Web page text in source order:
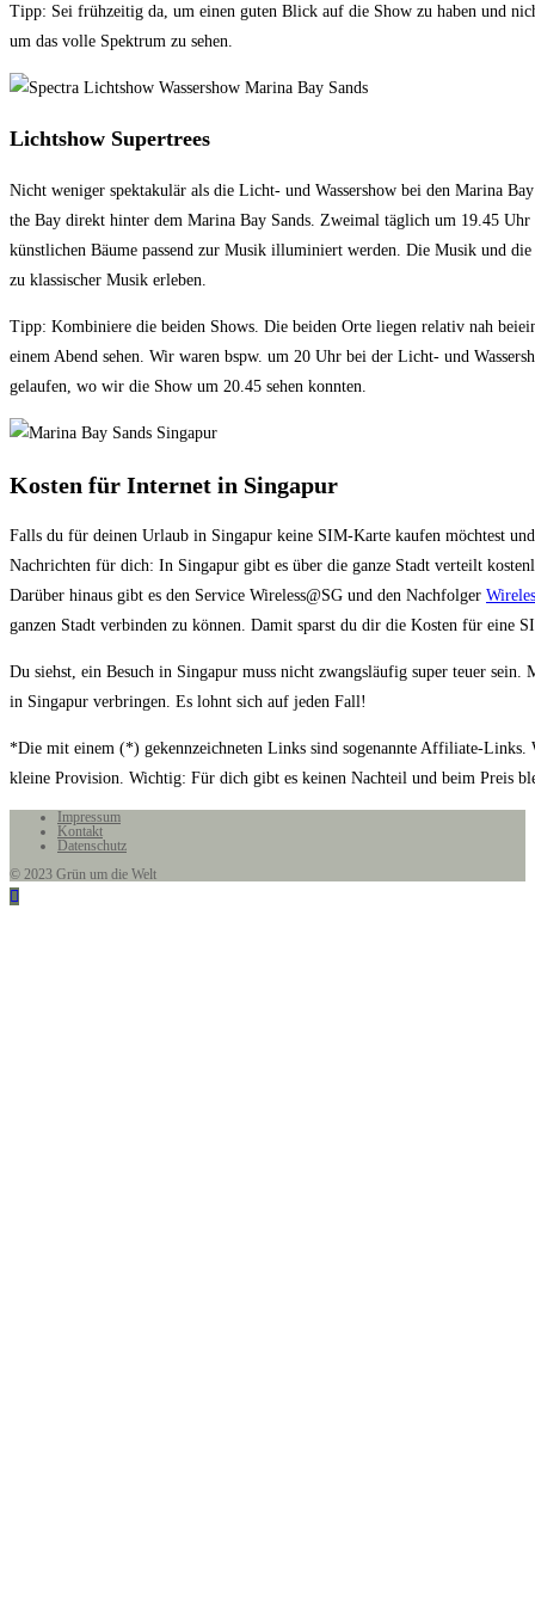
Tipp: Sei frühzeitig da, um einen guten Blick auf die Show zu haben und
um das volle Spektrum zu sehen.
Lichtshow Supertrees
Nicht weniger spektakulär als die Licht- und Wassershow bei den Marina
the Bay direkt hinter dem Marina Bay Sands. Zweimal täglich um 19.45
künstlichen Bäume passend zur Musik illuminiert werden. Die Musik und
zu klassischer Musik erleben.
Tipp: Kombiniere die beiden Shows. Die beiden Orte liegen relativ nah
einem Abend sehen. Wir waren bspw. um 20 Uhr bei der Licht- und
gelaufen, wo wir die Show um 20.45 sehen konnten.
Kosten für Internet in Singapur
Falls du für deinen Urlaub in Singapur keine SIM-Karte kaufen möchtest
Nachrichten für dich: In Singapur gibt es über die ganze Stadt verteilt
Darüber hinaus gibt es den Service Wireless@SG und den Nachfolger
ganzen Stadt verbinden zu können. Damit sparst du dir die Kosten für eine
Du siehst, ein Besuch in Singapur muss nicht zwangsläufig super teuer
in Singapur verbringen. Es lohnt sich auf jeden Fall!
*Die mit einem (*) gekennzeichneten Links sind sogenannte Affiliate-
kleine Provision. Wichtig: Für dich gibt es keinen Nachteil und beim Preis
Impressum
Kontakt
Datenschutz
© 2023 Grün um die Welt